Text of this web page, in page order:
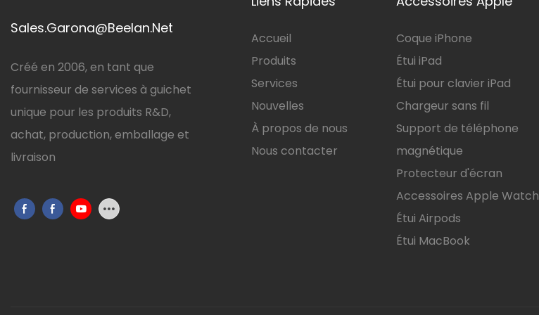
Sales.Garona@Beelan.Net
Créé en 2006, en tant que
fournisseur de services à guichet
unique pour les produits R&D,
achat, production, emballage et
livraison
Accueil
Produits
Services
Nouvelles
À propos de nous
Nous contacter
Coque iPhone
Étui iPad
Étui pour clavier iPad
Chargeur sans fil
Support de téléphone
magnétique
Protecteur d'écran
Accessoires Apple Watch
Étui Airpods
Étui MacBook